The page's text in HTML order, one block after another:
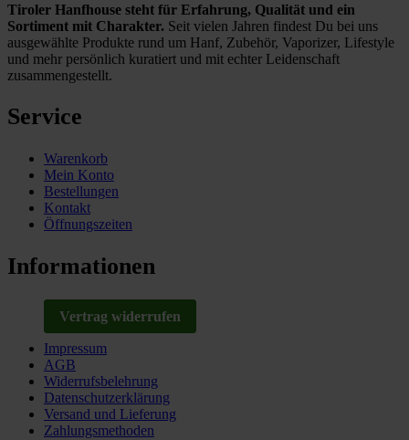
Tiroler Hanfhouse steht für Erfahrung, Qualität und ein
Sortiment mit Charakter. Seit vielen Jahren findest Du bei uns
ausgewählte Produkte rund um Hanf, Zubehör, Vaporizer, Lifestyle
und mehr persönlich kuratiert und mit echter Leidenschaft
zusammengestellt.
Service
Warenkorb
Mein Konto
Bestellungen
Kontakt
Öffnungszeiten
Informationen
Vertrag widerrufen
Impressum
AGB
Widerrufsbelehrung
Datenschutzerklärung
Versand und Lieferung
Zahlungsmethoden